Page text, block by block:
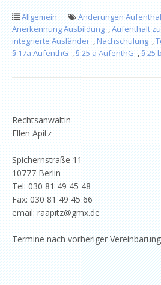
Allgemein Änderungen
Anerkennung Ausbildung ,Aufenthalt
integrierte Ausländer ,Nachschulung ,
§ 17a AufenthG ,§ 25 a AufenthG ,§ 25
Rechtsanwältin
Ellen Apitz
Spichernstraße 11
10777 Berlin
Tel: 030 81 49 45 48
Fax: 030 81 49 45 66
email: raapitz@gmx.de
Termine nach vorheriger Vereinbarung